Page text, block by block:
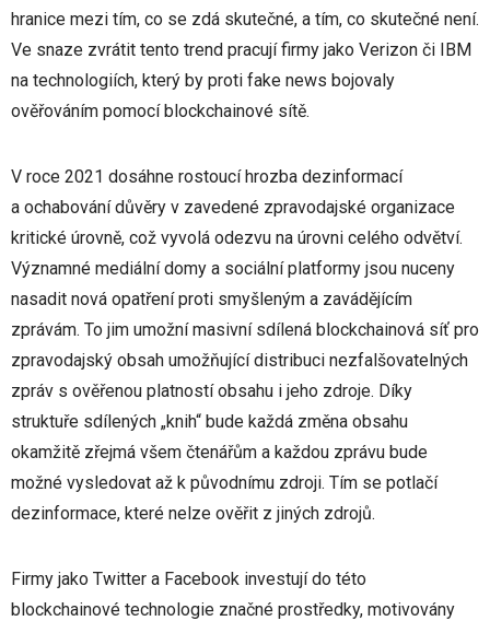
hranice mezi tím, co se zdá skutečné, a tím, co skutečné není.
Ve snaze zvrátit tento trend pracují firmy jako Verizon či IBM
na technologiích, který by proti fake news bojovaly
ověřováním pomocí blockchainové sítě.
V roce 2021 dosáhne rostoucí hrozba dezinformací
a ochabování důvěry v zavedené zpravodajské organizace
kritické úrovně, což vyvolá odezvu na úrovni celého odvětví.
Významné mediální domy a sociální platformy jsou nuceny
nasadit nová opatření proti smyšleným a zavádějícím
zprávám. To jim umožní masivní sdílená blockchainová síť pro
zpravodajský obsah umožňující distribuci nezfalšovatelných
zpráv s ověřenou platností obsahu i jeho zdroje. Díky
struktuře sdílených „knih“ bude každá změna obsahu
okamžitě zřejmá všem čtenářům a každou zprávu bude
možné vysledovat až k původnímu zdroji. Tím se potlačí
dezinformace, které nelze ověřit z jiných zdrojů.
Firmy jako Twitter a Facebook investují do této
blockchainové technologie značné prostředky, motivovány